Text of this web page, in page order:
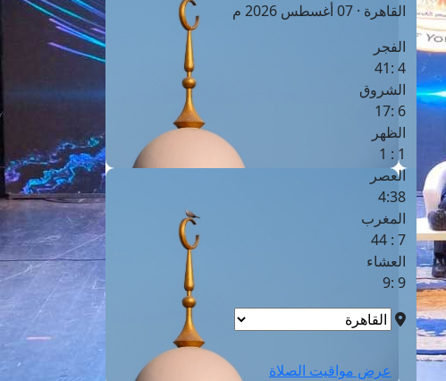
القاهرة · 07 أغسطس 2026 م
الفجر
4 :41
الشروق
6 :17
الظهر
1 : 1
العصر
4:38
المغرب
7 : 44
العشاء
9 :9
عرض مواقيت الصلاة